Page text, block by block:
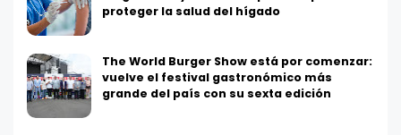
proteger la salud del hígado
The World Burger Show está por comenzar:
vuelve el festival gastronómico más
grande del país con su sexta edición